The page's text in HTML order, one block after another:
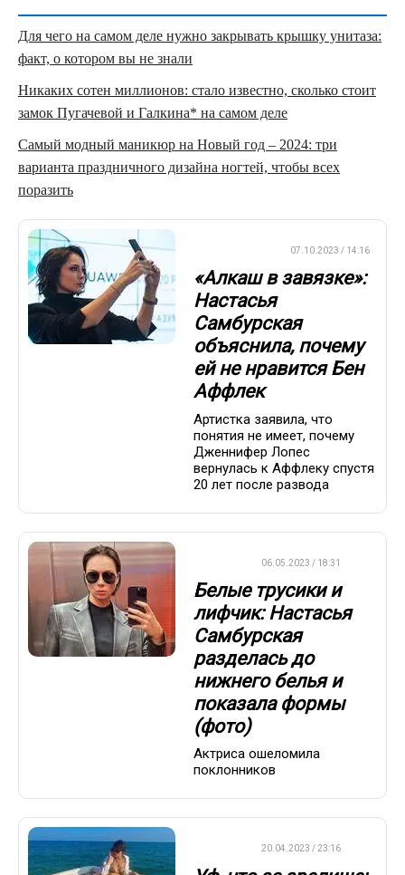
Для чего на самом деле нужно закрывать крышку унитаза:
факт, о котором вы не знали
Никаких сотен миллионов: стало известно, сколько стоит
замок Пугачевой и Галкина* на самом деле
Самый модный маникюр на Новый год – 2024: три
варианта праздничного дизайна ногтей, чтобы всех
поразить
07.10.2023 / 14:16
«Алкаш в завязке»:
Настасья
Самбурская
объяснила, почему
ей не нравится Бен
Аффлек
Артистка заявила, что
понятия не имеет, почему
Дженнифер Лопес
вернулась к Аффлеку спустя
20 лет после развода
06.05.2023 / 18:31
Белые трусики и
лифчик: Настасья
Самбурская
разделась до
нижнего белья и
показала формы
(фото)
Актриса ошеломила
поклонников
20.04.2023 / 23:16